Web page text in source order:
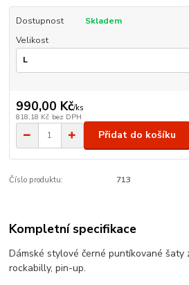
Dostupnost
Skladem
Velikost
990,00 Kč/ks
818,18 Kč bez DPH
Přidat do košíku
Číslo produktu: 713
Kompletní specifikace
Dámské stylové černé puntíkované šaty
rockabilly, pin-up.